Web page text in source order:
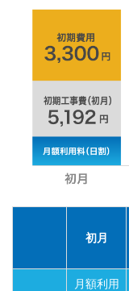
初月
月額利用